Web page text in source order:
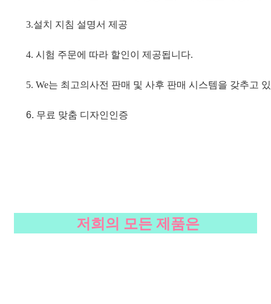
3.설치 지침 설명서 제공
4. 시험 주문에 따라 할인이 제공됩니다.
5. We는 최고의사전 판매 및 사후 판매 시스템을 갖추고
6. 무료 맞춤 디자인인증
저희의 모든 제품은